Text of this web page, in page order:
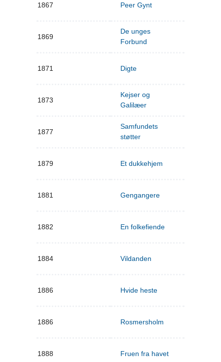
1867 Peer Gynt
1869
De unges
Forbund
1871 Digte
1873
Kejser og
Galilæer
1877
Samfundets
støtter
1879 Et dukkehjem
1881 Gengangere
1882 En folkefiende
1884 Vildanden
1886 Hvide heste
1886 Rosmersholm
1888 Fruen fra havet